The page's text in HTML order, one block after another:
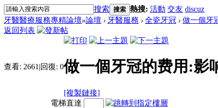
搜索 搜索 熱搜: 活動 交友 discuz
牙醫醫療服務專精論壇»論壇 › 牙醫服務 › 全瓷牙冠 › 做一個牙
返回列表
查看: 2661 |回復: 0做一個牙冠的费用:影
[複製鏈接]
電梯直達